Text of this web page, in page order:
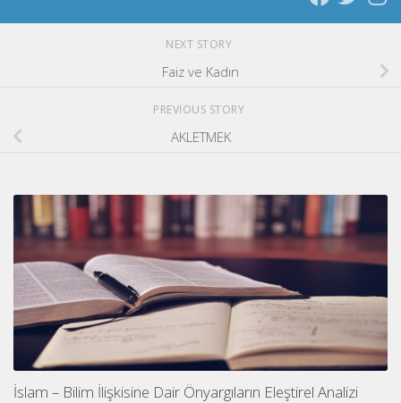
NEXT STORY
Faiz ve Kadın
PREVIOUS STORY
AKLETMEK
İslam – Bilim İlişkisine Dair Önyargıların Eleştirel Analizi